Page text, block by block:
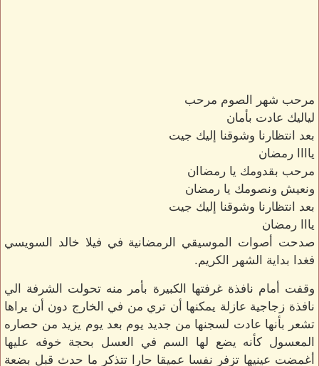
مرحب شهر الصوم مرحب
لياليك عادت بأمان
بعد انتظارنا وشوقنا إليك جيت
ياااا رمضان
مرحب بقدومك يا رمضاان
ونعيش ونصومك يا رمضان
بعد انتظارنا وشوقنا إليك جيت
يااا رمضان
صدحت أصوات الموسيقي الرمضانية في فيلا خالد السويسي
فغدا بداية الشهر الكريم.
وقفت أمام نافذة غرفتها الكبيرة بأمر منه تحولت الشرفة الي
نافذة زجاجية عازلة يمكنها أن تري من في الخارج دون أن يراها
تشعر بأنها عادت لسجنها من جديد يوم بعد يوم يزيد من حصاره
المعسول كأنه يضع لها السم في العسل بحجة خوفه عليها
أغمضت عينيها تزفر نفسا عميقا حارا تتذكر ما حدث قبل بضعة